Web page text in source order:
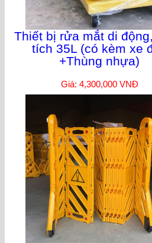
Thiết bị rửa mắt di
tích 35L (có kèm xe
+Thùng nhựa)
Giá: 4,300,000 VNĐ